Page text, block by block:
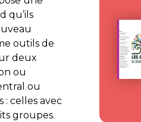
qu’ils
outils de
deux
ou
ou
: celles avec
groupes.